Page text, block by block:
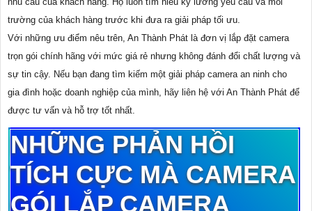
trường của khách hàng trước khi đưa ra giải pháp tối ưu.
Với những ưu điểm nêu trên, An Thành Phát là đơn vị lắp đặt camera
trọn gói chính hãng với mức giá rẻ nhưng không đánh đổi chất lượng và
sự tin cậy. Nếu bạn đang tìm kiếm một giải pháp camera an ninh cho
gia đình hoặc doanh nghiệp của mình, hãy liên hệ với An Thành Phát để
được tư vấn và hỗ trợ tốt nhất.
NHỮNG PHẢN HỒI
TÍCH CỰC MÀ CAMERA
GÓI LẮP CAMERA